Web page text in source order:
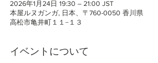
2026年1月24日 19:30 – 21:00 JST
本屋ルヌガンガ, 日本、〒760-0050 香川県
高松市亀井町１１−１３
イベントについて